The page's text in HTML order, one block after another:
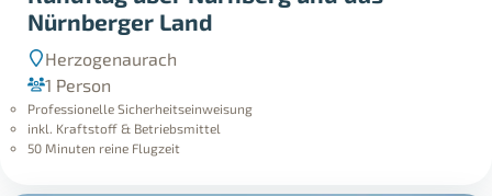
Nürnberger Land
Herzogenaurach
1 Person
Professionelle Sicherheitseinweisung
inkl. Kraftstoff & Betriebsmittel
50 Minuten reine Flugzeit